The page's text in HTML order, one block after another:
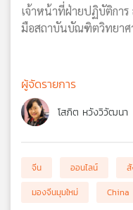
เจ้าหน้าที่ฝ่ายปฏิบัติกา
มือสถาบันบัณฑิตวิทยาศ
ผู้จัดรายการ
โสภิต หวังวิวัฒนา
จีน ออนไลน์
มองจีนมุมใหม่
China